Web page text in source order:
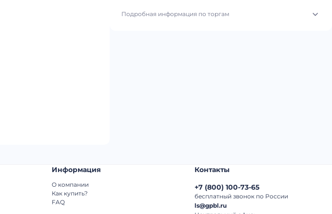
Подробная информация по торгам
Информация
О компании
Как купить?
FAQ
Контакты
+7 (800) 100-73-65
бесплатный звонок по России
ls@gpbl.ru